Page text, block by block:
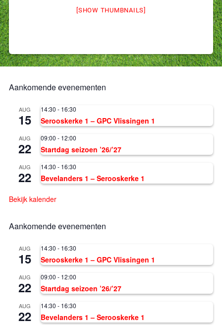
[SHOW THUMBNAILS]
Aankomende evenementen
AUG
15
14:30 - 16:30
Serooskerke 1 – GPC Vlissingen 1
AUG
22
09:00 - 12:00
Startdag seizoen ’26/’27
AUG
22
14:30 - 16:30
Bevelanders 1 – Serooskerke 1
Bekijk kalender
Aankomende evenementen
AUG
15
14:30 - 16:30
Serooskerke 1 – GPC Vlissingen 1
AUG
22
09:00 - 12:00
Startdag seizoen ’26/’27
AUG
22
14:30 - 16:30
Bevelanders 1 – Serooskerke 1